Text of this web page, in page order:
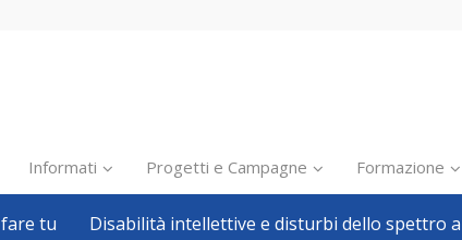
Informati
Inclusione scolastica
Progetti e Campagne Formazione
tu Disabilità intellettive e disturbi dello spettro